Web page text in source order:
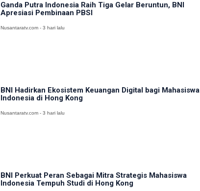
Ganda Putra Indonesia Raih Tiga Gelar Beruntun, BNI
Apresiasi Pembinaan PBSI
Nusantaratv.com - 3 hari lalu
BNI Hadirkan Ekosistem Keuangan Digital bagi Mahasiswa
Indonesia di Hong Kong
Nusantaratv.com - 3 hari lalu
BNI Perkuat Peran Sebagai Mitra Strategis Mahasiswa
Indonesia Tempuh Studi di Hong Kong